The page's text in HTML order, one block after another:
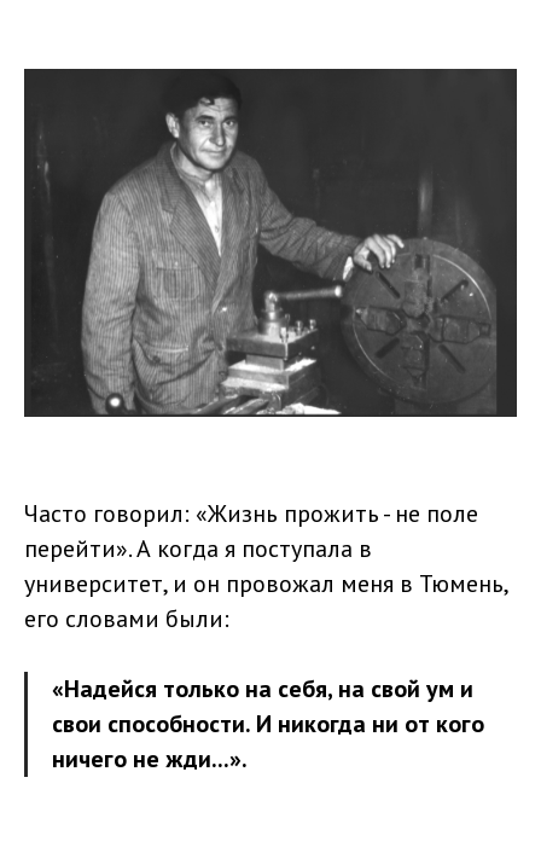
Часто говорил: «Жизнь прожить - не поле
перейти». А когда я поступала в
университет, и он провожал меня в Тюмень,
его словами были:
«Надейся только на себя, на свой ум и
свои способности. И никогда ни от кого
ничего не жди...».